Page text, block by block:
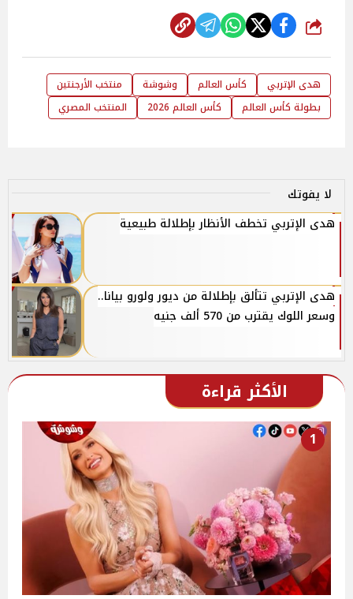
شارك
هدى الإتربي كأس العالم وشوشة
منتخب الأرجنتين
بطولة كأس العالم
كأس العالم 2026 المنتخب المصري
لا يفوتك
هدى الإتربي تخطف الأنظار بإطلالة طبيعية
هدى الإتربي تتألق بإطلالة من ديور ولورو بيانا..
وسعر اللوك يقترب من 570 ألف جنيه
الأكثر قراءة
1